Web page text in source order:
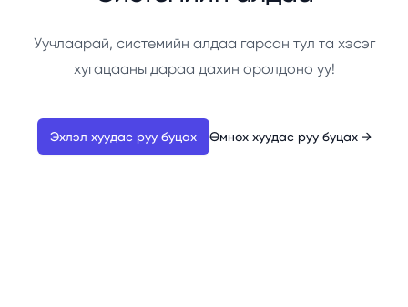
Уучлаарай, системийн алдаа гарсан тул та хэсэг
хугацааны дараа дахин оролдоно уу!
Эхлэл хуудас руу буцах Өмнөх хуудас руу буцах →